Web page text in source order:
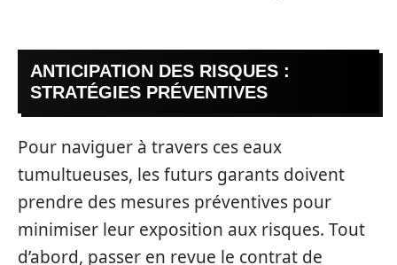
ANTICIPATION DES RISQUES :
STRATÉGIES PRÉVENTIVES
Pour naviguer à travers ces eaux
tumultueuses, les futurs garants doivent
prendre des mesures préventives pour
minimiser leur exposition aux risques. Tout
d’abord, passer en revue le contrat de